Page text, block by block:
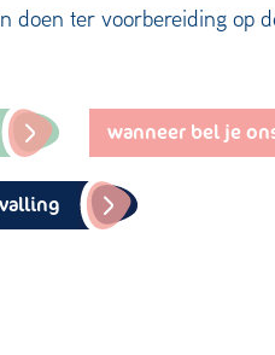
doen ter voorbereiding op
wanneer bel je